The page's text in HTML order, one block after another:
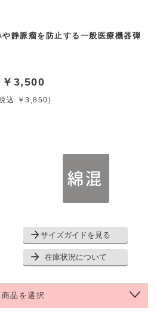
静脈瘤を防止する一般医療機器弾
￥3,500
込 ￥3,850)
サイズガイドを見る
在庫状況について
商品を選択